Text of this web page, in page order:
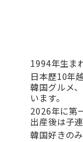
1994年生ま
日本歴10年
韓国グルメ
います。
2026年に第
出産後は子
韓国好きの